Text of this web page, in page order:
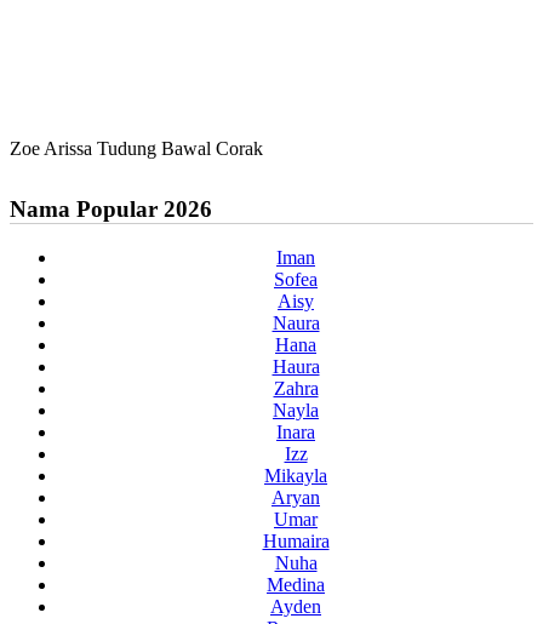
Zoe Arissa Tudung Bawal Corak
Nama Popular 2026
Iman
Sofea
Aisy
Naura
Hana
Haura
Zahra
Nayla
Inara
Izz
Mikayla
Aryan
Umar
Humaira
Nuha
Medina
Ayden